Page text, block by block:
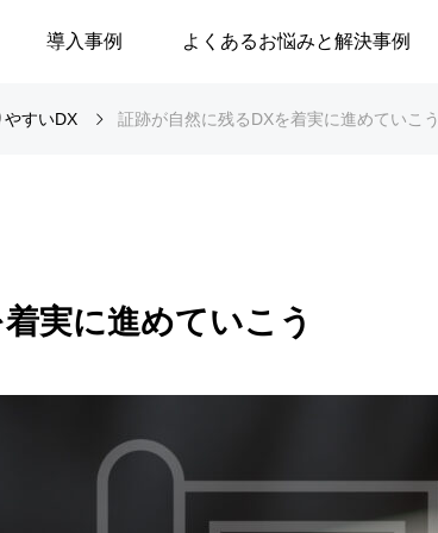
導入事例 よくあるお悩みと解決事例
すいDX 証跡が自然に残るDXを着実に進めていこう
実に進めていこう